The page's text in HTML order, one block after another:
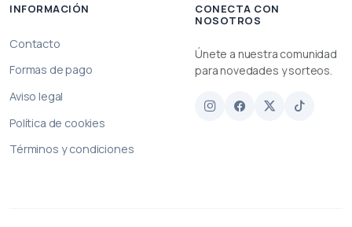
INFORMACIÓN
Contacto
Formas de pago
Aviso legal
Política de cookies
Términos y condiciones
CONECTA CON
NOSOTROS
Únete a nuestra comunidad
para novedades y sorteos.